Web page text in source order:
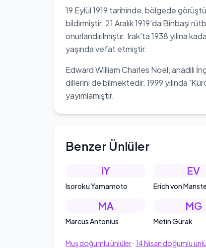
19 Eylül 1919 tarihinde, bölgede
bildirmiştir. 21 Aralık 1919'da Binbaşı
onurlandırılmıştır. Irak'ta 1938 yılına
yaşında vefat etmiştir.
Edward William Charles Noel, anadili
dillerini de bilmektedir. 1999 yılında
yayımlamıştır.
Benzer Ünlüler
IY
Isoroku Yamamoto
EV
Erich von
MA
Marcus Antonius
MG
Metin Gürak
Muşdoğumlu ünlüler· 14Nisan doğumlu